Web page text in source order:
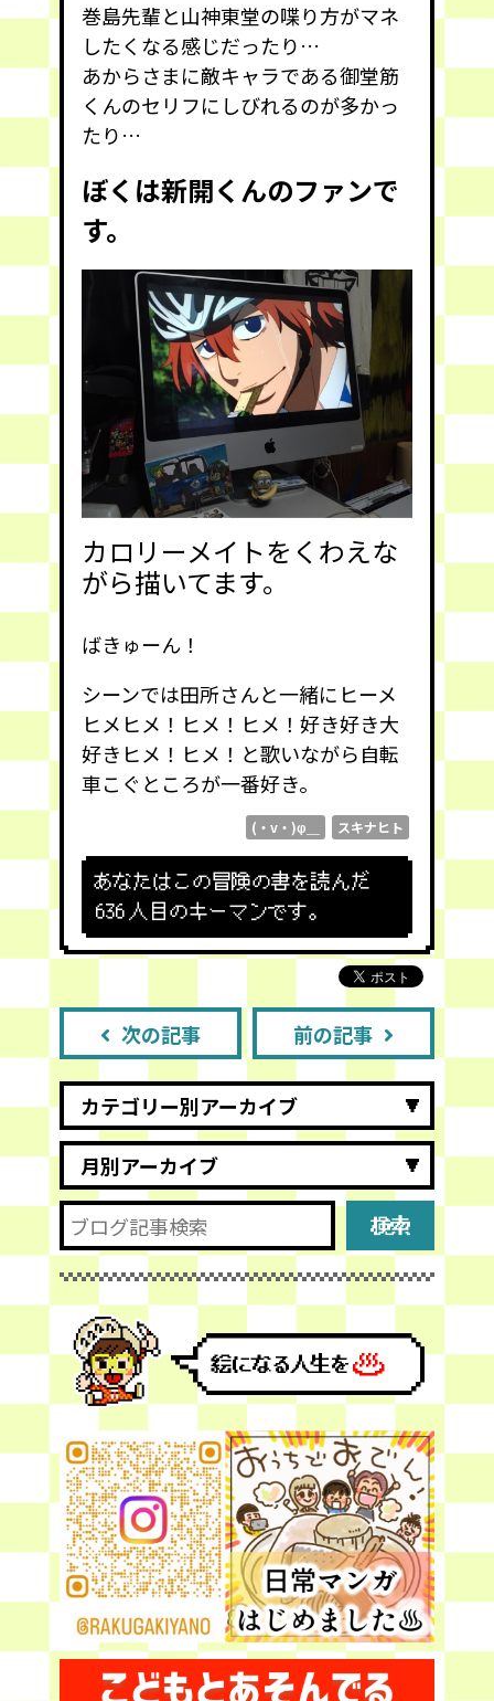
巻島先輩と山神東堂の喋り方がマネ
したくなる感じだったり…
あからさまに敵キャラである御堂筋
くんのセリフにしびれるのが多かっ
たり…
ぼくは新開くんのファンで
す。
カロリーメイトをくわえな
がら描いてます。
ばきゅーん！
シーンでは田所さんと一緒にヒーメ
ヒメヒメ！ヒメ！ヒメ！好き好き大
好きヒメ！ヒメ！と歌いながら自転
車こぐところが一番好き。
(・v・)φ＿ スキナヒト
あなたはこの冒険の書を読んだ
636 人目のキーマンです。
次の記事 前の記事